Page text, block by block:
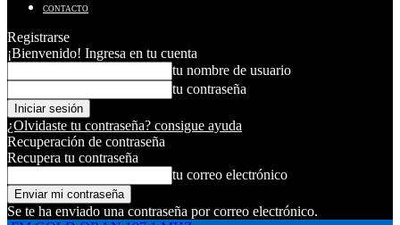
CONTACTO
Registrarse
¡Bienvenido! Ingresa en tu cuenta
tu nombre de usuario
tu contraseña
¿Olvidaste tu contraseña? consigue ayuda
Recuperación de contraseña
Recupera tu contraseña
tu correo electrónico
Se te ha enviado una contraseña por correo electrónico.